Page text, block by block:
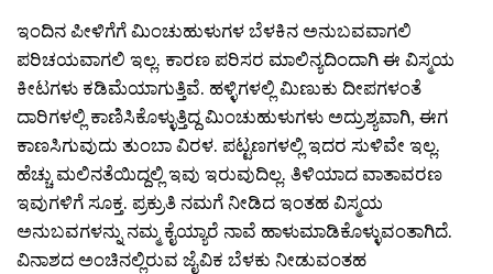
ಇಂದಿನ ಪೀಳಿಗೆಗೆ ಮಿಂಚುಹುಳುಗಳ ಬೆಳಕಿನ ಅನುಬವವಾಗಲಿ
ಪರಿಚಯವಾಗಲಿ ಇಲ್ಲ. ಕಾರಣ ಪರಿಸರ ಮಾಲಿನ್ಯದಿಂದಾಗಿ ಈ ವಿಸ್ಮಯ
ಕೀಟಗಳು ಕಡಿಮೆಯಾಗುತ್ತಿವೆ. ಹಳ್ಳಿಗಳಲ್ಲಿ ಮಿಣುಕು ದೀಪಗಳಂತೆ
ದಾರಿಗಳಲ್ಲಿ ಕಾಣಿಸಿಕೊಳ್ಳುತ್ತಿದ್ದ ಮಿಂಚುಹುಳುಗಳು ಅದ್ರುಶ್ಯವಾಗಿ, ಈಗ
ಕಾಣಸಿಗುವುದು ತುಂಬಾ ವಿರಳ. ಪಟ್ಟಣಗಳಲ್ಲಿ ಇದರ ಸುಳಿವೇ ಇಲ್ಲ.
ಹೆಚ್ಚು ಮಲಿನತೆಯಿದ್ದಲ್ಲಿ ಇವು ಇರುವುದಿಲ್ಲ. ತಿಳಿಯಾದ ವಾತಾವರಣ
ಇವುಗಳಿಗೆ ಸೂಕ್ತ. ಪ್ರಕ್ರುತಿ ನಮಗೆ ನೀಡಿದ ಇಂತಹ ವಿಸ್ಮಯ
ಅನುಬವಗಳನ್ನು ನಮ್ಮ ಕೈಯ್ಯಾರೆ ನಾವೆ ಹಾಳುಮಾಡಿಕೊಳ್ಳುವಂತಾಗಿದೆ.
ವಿನಾಶದ ಅಂಚಿನಲ್ಲಿರುವ ಜೈವಿಕ ಬೆಳಕು ನೀಡುವಂತಹ